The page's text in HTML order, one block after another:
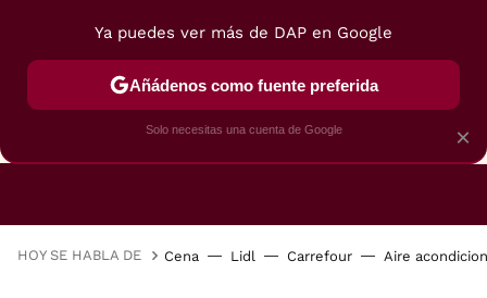
FREIDORAS DE AIRE GUÍAS DE
HOY SE HABLA DE Cena Lidl Carrefour Aire
×
Ya puedes ver más de DAP en Google
Añádenos como fuente preferida
Solo necesitas una cuenta de Google